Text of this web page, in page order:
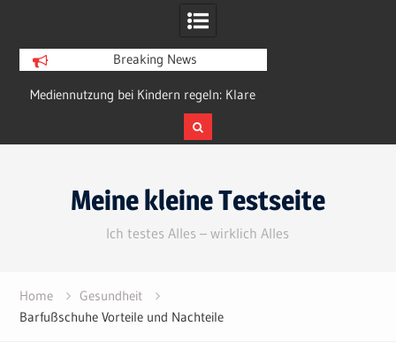
Breaking News
Mediennutzung bei Kindern regeln: Klare
Strategien für den Alltag
Meine kleine Testseite
Ich testes Alles – wirklich Alles
Home
Gesundheit
Barfußschuhe Vorteile und Nachteile